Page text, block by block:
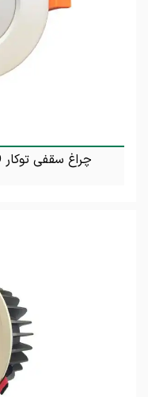
چراغ سقفی توکار SMD گرد 10 وات 4M LED 10w